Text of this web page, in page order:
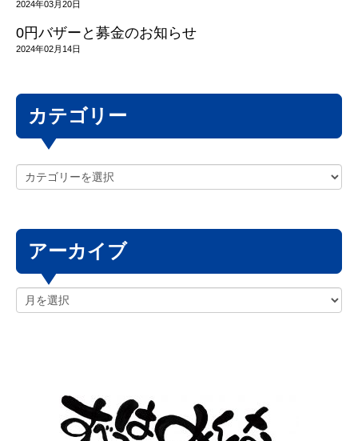
2024年03月20日
0円バザーと募金のお知らせ
2024年02月14日
カテゴリー
アーカイブ